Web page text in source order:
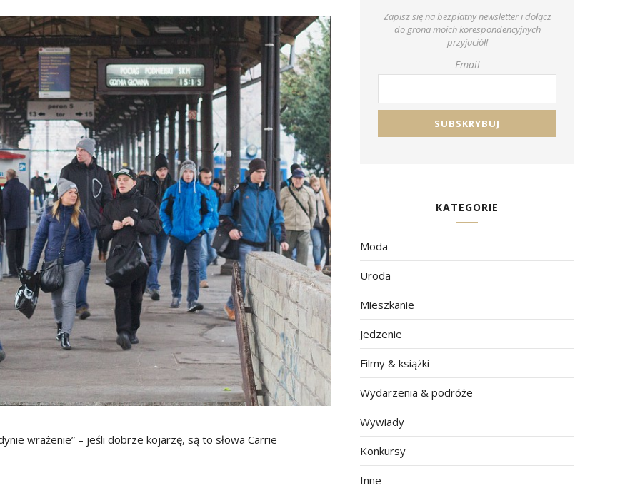
wrażenie” – jeśli dobrze kojarzę, są to słowa Carrie
Zapisz się na bezpłatny newsletter i dołącz
do grona moich korespondencyjnych
przyjaciół!
Email
KATEGORIE
Moda
Uroda
Mieszkanie
Jedzenie
Filmy & książki
Wydarzenia & podróże
Wywiady
Konkursy
Inne